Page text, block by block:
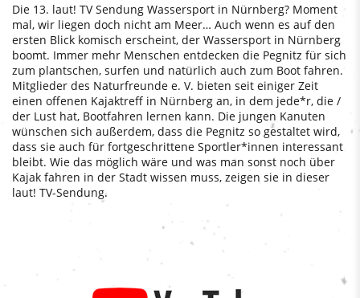
Die 13. laut! TV Sendung Wassersport in Nürnberg? Moment
mal, wir liegen doch nicht am Meer… Auch wenn es auf den
ersten Blick komisch erscheint, der Wassersport in Nürnberg
boomt. Immer mehr Menschen entdecken die Pegnitz für sich
zum plantschen, surfen und natürlich auch zum Boot fahren.
Mitglieder des Naturfreunde e. V. bieten seit einiger Zeit
einen offenen Kajaktreff in Nürnberg an, in dem jede*r, die /
der Lust hat, Bootfahren lernen kann. Die jungen Kanuten
wünschen sich außerdem, dass die Pegnitz so gestaltet wird,
dass sie auch für fortgeschrittene Sportler*innen interessant
bleibt. Wie das möglich wäre und was man sonst noch über
Kajak fahren in der Stadt wissen muss, zeigen sie in dieser
laut! TV-Sendung.